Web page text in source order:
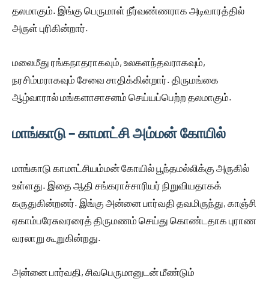
தலமாகும். இங்கு பெருமாள் நீர்வண்ணராக அடிவாரத்தில்
அருள் புரிகின்றார்.
மலைமீது ரங்கநாதராகவும், உலகளந்தவராகவும்,
நரசிம்மராகவும் சேவை சாதிக்கின்றார். திருமங்கை
ஆழ்வாரால் மங்களாசாசனம் செய்யப்பெற்ற தலமாகும்.
மாங்காடு – காமாட்சி அம்மன் கோயில்
மாங்காடு காமாட்சியம்மன் கோயில் பூந்தமல்லிக்கு அருகில்
உள்ளது. இதை ஆதி சங்கராச்சாரியர் நிறுவியதாகக்
கருதுகின்றனர். இங்கு அன்னை பார்வதி தவமிருந்து, காஞ்சி
ஏகாம்பரேசுவரரைத் திருமணம் செய்து கொண்டதாக புராண
வரலாறு கூறுகின்றது.
அன்னை பார்வதி, சிவபெருமானுடன் மீண்டும்